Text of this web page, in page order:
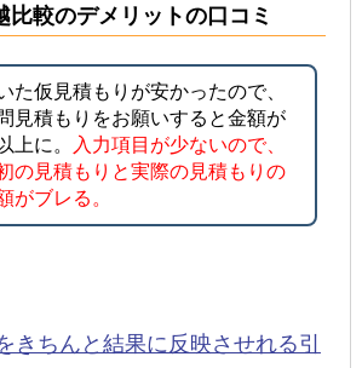
比較のデメリットの口コミ
た仮見積もりが安かったので、
見積もりをお願いすると金額が
上に。
入力項目が少ないので、
の見積もりと実際の見積もりの
がブレる。
きちんと結果に反映させれる引